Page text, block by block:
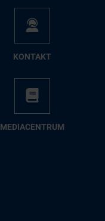
KON­TAKT
ME­DIA­CEN­TRUM